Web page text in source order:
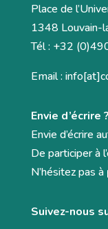
Place de
1348 Louvain-
Tél : +32
Email :
Envie d’écrire
Envie d’écrire
De participer à
N’hésitez pas à
Suivez-nous